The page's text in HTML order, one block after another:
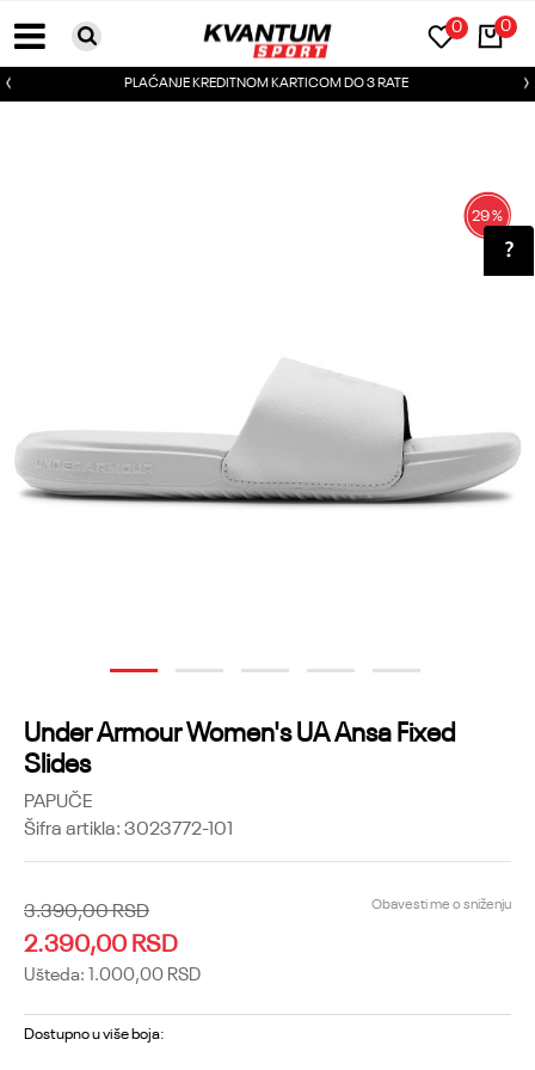
0
0
PLAĆANJE KREDITNOM KARTICOM DO 3 RATE
1 2 3 4 5
29%
Under Armour Women's UA Ansa Fixed
Slides
PAPUČE
Šifra artikla:3023772-101
3.390,00RSD
2.390,00RSD
Ušteda: 1.000,00 RSD
Obavesti me o sniženju
Dostupno u više boja: